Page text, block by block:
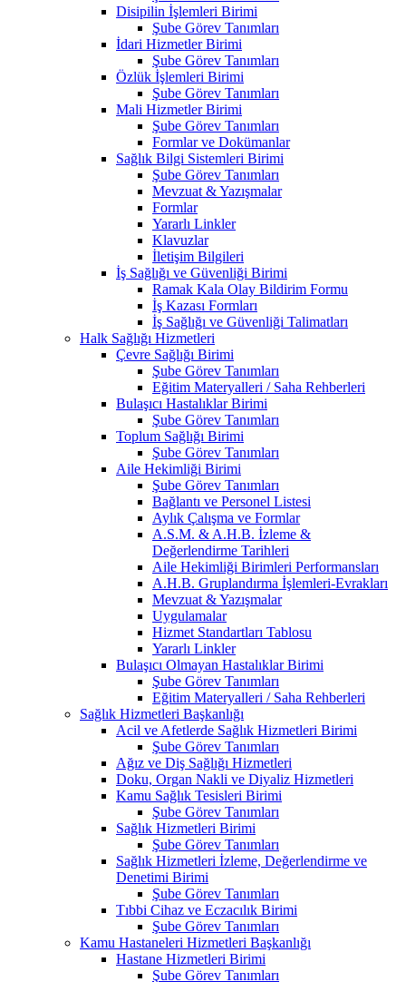
Disipilin İşlemleri Birimi
Şube Görev Tanımları
İdari Hizmetler Birimi
Şube Görev Tanımları
Özlük İşlemleri Birimi
Şube Görev Tanımları
Mali Hizmetler Birimi
Şube Görev Tanımları
Formlar ve Dokümanlar
Sağlık Bilgi Sistemleri Birimi
Şube Görev Tanımları
Mevzuat & Yazışmalar
Formlar
Yararlı Linkler
Klavuzlar
İletişim Bilgileri
İş Sağlığı ve Güvenliği Birimi
Ramak Kala Olay Bildirim Formu
İş Kazası Formları
İş Sağlığı ve Güvenliği Talimatları
Halk Sağlığı Hizmetleri
Çevre Sağlığı Birimi
Şube Görev Tanımları
Eğitim Materyalleri / Saha Rehberleri
Bulaşıcı Hastalıklar Birimi
Şube Görev Tanımları
Toplum Sağlığı Birimi
Şube Görev Tanımları
Aile Hekimliği Birimi
Şube Görev Tanımları
Bağlantı ve Personel Listesi
Aylık Çalışma ve Formlar
A.S.M. & A.H.B. İzleme &
Değerlendirme Tarihleri
Aile Hekimliği Birimleri Performansları
A.H.B. Gruplandırma İşlemleri-Evrakları
Mevzuat & Yazışmalar
Uygulamalar
Hizmet Standartları Tablosu
Yararlı Linkler
Bulaşıcı Olmayan Hastalıklar Birimi
Şube Görev Tanımları
Eğitim Materyalleri / Saha Rehberleri
Sağlık Hizmetleri Başkanlığı
Acil ve Afetlerde Sağlık Hizmetleri Birimi
Şube Görev Tanımları
Ağız ve Diş Sağlığı Hizmetleri
Doku, Organ Nakli ve Diyaliz Hizmetleri
Kamu Sağlık Tesisleri Birimi
Şube Görev Tanımları
Sağlık Hizmetleri Birimi
Şube Görev Tanımları
Sağlık Hizmetleri İzleme, Değerlendirme ve
Denetimi Birimi
Şube Görev Tanımları
Tıbbi Cihaz ve Eczacılık Birimi
Şube Görev Tanımları
Kamu Hastaneleri Hizmetleri Başkanlığı
Hastane Hizmetleri Birimi
Şube Görev Tanımları